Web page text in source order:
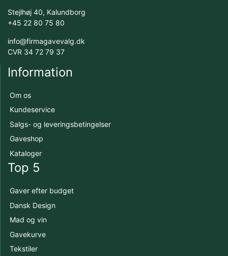
Stejlhøj 40, Kalundborg
+45 22 80 75 80
info@firmagavevalg.dk
CVR 34 72 79 37
Information
Om os
Kundeservice
Salgs- og leveringsbetingelser
Gaveshop
Kataloger
Top 5
Gaver efter budget
Dansk Design
Mad og vin
Gavekurve
Tekstiler